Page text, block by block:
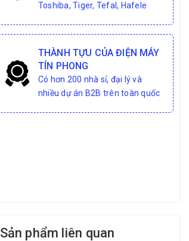
Toshiba, Tiger, Tefal, Hafele
THÀNH TỰU CỦA ĐIỆN MÁY
TÍN PHONG
Có hơn 200 nhà sỉ, đại lý và
nhiều dự án B2B trên toàn quốc
Sản phẩm liên quan